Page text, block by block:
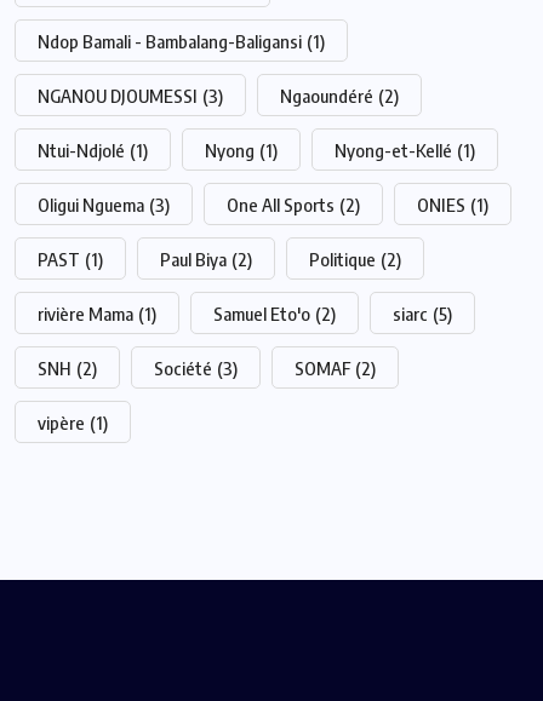
Ndop Bamali - Bambalang-Baligansi (1)
NGANOU DJOUMESSI (3) Ngaoundéré (2)
Ntui-Ndjolé (1) Nyong (1) Nyong-et-Kellé (1)
Oligui Nguema (3) One All Sports (2) ONIES (1)
PAST (1) Paul Biya (2) Politique (2)
rivière Mama (1) Samuel Eto'o (2) siarc (5)
SNH (2) Société (3) SOMAF (2)
vipère (1)